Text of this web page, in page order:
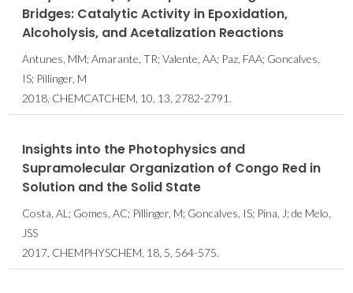
Bridges: Catalytic Activity in Epoxidation,
Alcoholysis, and Acetalization Reactions
Antunes, MM; Amarante, TR; Valente, AA; Paz, FAA; Goncalves,
IS; Pillinger, M
2018, CHEMCATCHEM, 10, 13, 2782-2791.
Insights into the Photophysics and
Supramolecular Organization of Congo Red in
Solution and the Solid State
Costa, AL; Gomes, AC; Pillinger, M; Goncalves, IS; Pina, J; de Melo,
JSS
2017, CHEMPHYSCHEM, 18, 5, 564-575.